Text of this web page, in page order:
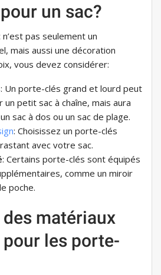
un sac?
pas seulement un
mais aussi une décoration
vous devez considérer:
: Un porte-clés grand et lourd peut
un petit sac à chaîne, mais aura
sac à dos ou un sac de plage.
: Choisissez un porte-clés
avec votre sac.
: Certains porte-clés sont équipés
comme un miroir
poche.
des matériaux
les porte-